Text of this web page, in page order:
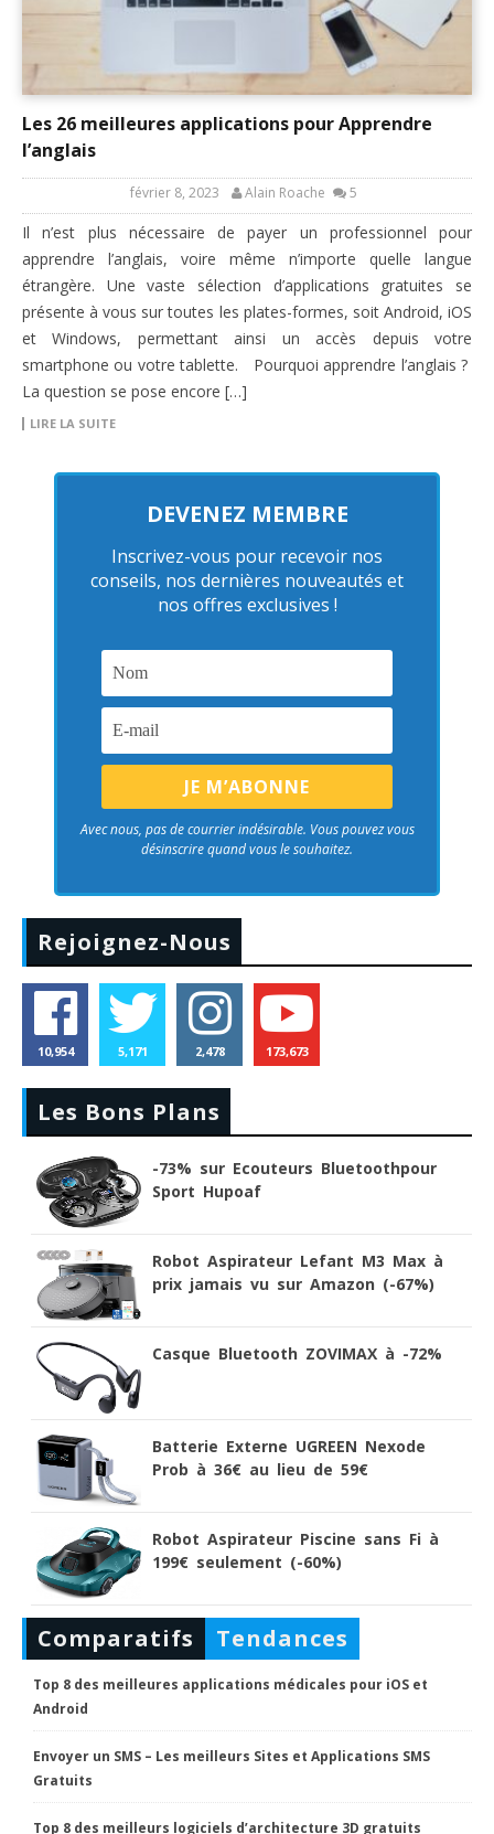
Les 26 meilleures applications pour Apprendre
l’anglais
février 8, 2023 Alain Roache 5
Il n’est plus nécessaire de payer un professionnel pour
apprendre l’anglais, voire même n’importe quelle langue
étrangère. Une vaste sélection d’applications gratuites se
présente à vous sur toutes les plates-formes, soit Android, iOS
et Windows, permettant ainsi un accès depuis votre
smartphone ou votre tablette. Pourquoi apprendre l’anglais ?
La question se pose encore […]
LIRE LA SUITE
DEVENEZ MEMBRE
Inscrivez-vous pour recevoir nos
conseils, nos dernières nouveautés et
nos offres exclusives !
Avec nous, pas de courrier indésirable. Vous pouvez vous
désinscrire quand vous le souhaitez.
Rejoignez-Nous
10,954 5,171 2,478 173,673
Les Bons Plans
-73% sur Ecouteurs Bluetoothpour
Sport Hupoaf
Robot Aspirateur Lefant M3 Max à
prix jamais vu sur Amazon (-67%)
Casque Bluetooth ZOVIMAX à -72%
Batterie Externe UGREEN Nexode
Prob à 36€ au lieu de 59€
Robot Aspirateur Piscine sans Fi à
199€ seulement (-60%)
Comparatifs Tendances
Top 8 des meilleures applications médicales pour iOS et
Android
Envoyer un SMS – Les meilleurs Sites et Applications SMS
Gratuits
Top 8 des meilleurs logiciels d’architecture 3D gratuits